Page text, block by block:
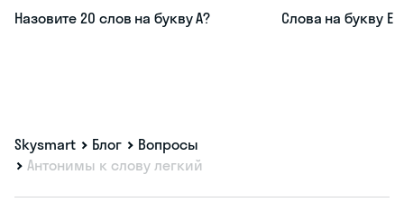
Назовите 20 слов на букву А? Слова на букву Е
Skysmart Блог
Вопросы
Антонимы к слову легкий